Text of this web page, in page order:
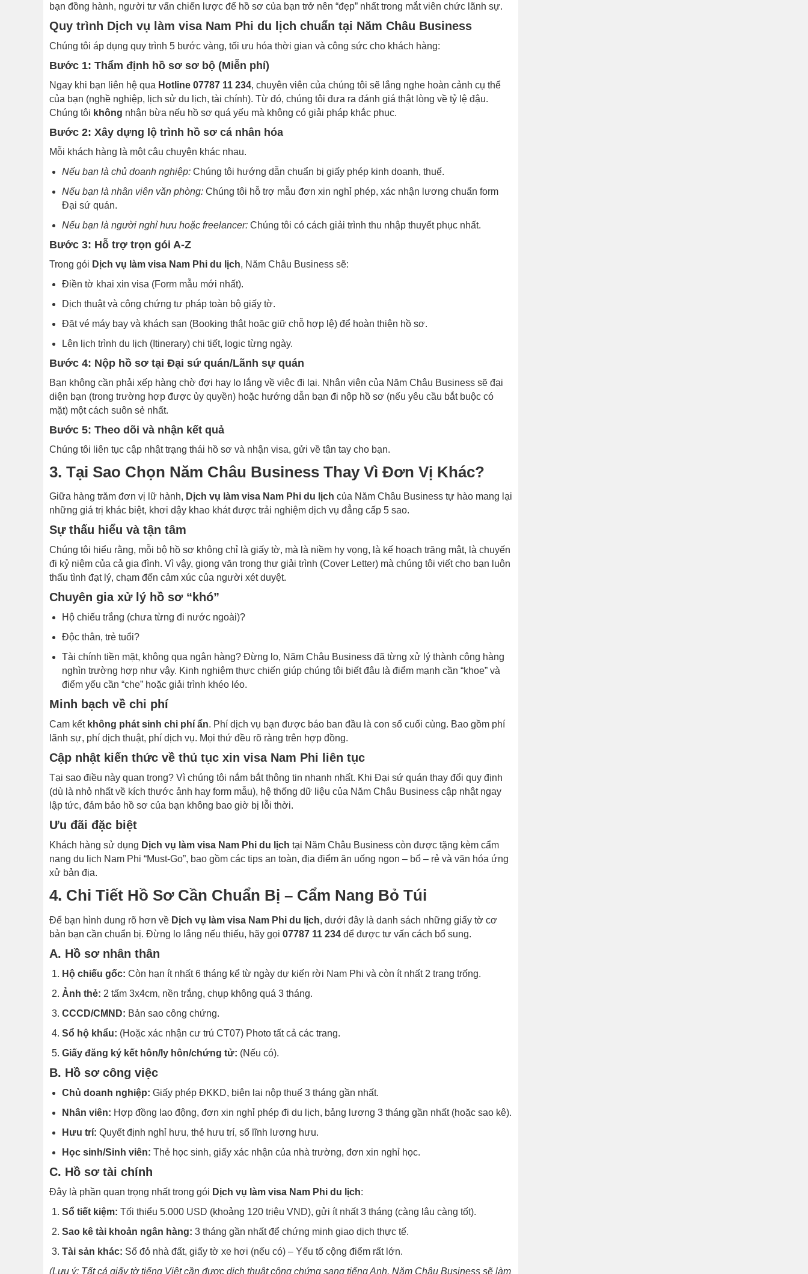
bạn đồng hành, người tư vấn chiến lược để hồ sơ của bạn trở nên “đẹp” nhất trong mắt viên chức lãnh sự.
Quy trình Dịch vụ làm visa Nam Phi du lịch chuẩn tại Năm Châu Business
Chúng tôi áp dụng quy trình 5 bước vàng, tối ưu hóa thời gian và công sức cho khách hàng:
Bước 1: Thẩm định hồ sơ sơ bộ (Miễn phí)
Ngay khi bạn liên hệ qua Hotline 07787 11 234, chuyên viên của chúng tôi sẽ lắng nghe hoàn cảnh cụ thể
của bạn (nghề nghiệp, lịch sử du lịch, tài chính). Từ đó, chúng tôi đưa ra đánh giá thật lòng về tỷ lệ đậu.
Chúng tôi không nhận bừa nếu hồ sơ quá yếu mà không có giải pháp khắc phục.
Bước 2: Xây dựng lộ trình hồ sơ cá nhân hóa
Mỗi khách hàng là một câu chuyện khác nhau.
Nếu bạn là chủ doanh nghiệp:Chúng tôi hướng dẫn chuẩn bị giấy phép kinh doanh, thuế.
Nếu bạn là nhân viên văn phòng:Chúng tôi hỗ trợ mẫu đơn xin nghỉ phép, xác nhận lương chuẩn form
Đại sứ quán.
Nếu bạn là người nghỉ hưu hoặc freelancer:Chúng tôi có cách giải trình thu nhập thuyết phục nhất.
Bước 3: Hỗ trợ trọn gói A-Z
Trong gói Dịch vụ làm visa Nam Phi du lịch, Năm Châu Business sẽ:
Điền tờ khai xin visa (Form mẫu mới nhất).
Dịch thuật và công chứng tư pháp toàn bộ giấy tờ.
Đặt vé máy bay và khách sạn (Booking thật hoặc giữ chỗ hợp lệ) để hoàn thiện hồ sơ.
Lên lịch trình du lịch (Itinerary) chi tiết, logic từng ngày.
Bước 4: Nộp hồ sơ tại Đại sứ quán/Lãnh sự quán
Bạn không cần phải xếp hàng chờ đợi hay lo lắng về việc đi lại. Nhân viên của Năm Châu Business sẽ đại
diện bạn (trong trường hợp được ủy quyền) hoặc hướng dẫn bạn đi nộp hồ sơ (nếu yêu cầu bắt buộc có
mặt) một cách suôn sẻ nhất.
Bước 5: Theo dõi và nhận kết quả
Chúng tôi liên tục cập nhật trạng thái hồ sơ và nhận visa, gửi về tận tay cho bạn.
3. Tại Sao Chọn Năm Châu Business Thay Vì Đơn Vị Khác?
Giữa hàng trăm đơn vị lữ hành, Dịch vụ làm visa Nam Phi du lịch của Năm Châu Business tự hào mang lại
những giá trị khác biệt, khơi dậy khao khát được trải nghiệm dịch vụ đẳng cấp 5 sao.
Sự thấu hiểu và tận tâm
Chúng tôi hiểu rằng, mỗi bộ hồ sơ không chỉ là giấy tờ, mà là niềm hy vọng, là kế hoạch trăng mật, là chuyến
đi kỷ niệm của cả gia đình. Vì vậy, giọng văn trong thư giải trình (Cover Letter) mà chúng tôi viết cho bạn luôn
thấu tình đạt lý, chạm đến cảm xúc của người xét duyệt.
Chuyên gia xử lý hồ sơ “khó”
Hộ chiếu trắng (chưa từng đi nước ngoài)?
Độc thân, trẻ tuổi?
Tài chính tiền mặt, không qua ngân hàng? Đừng lo, Năm Châu Business đã từng xử lý thành công hàng
nghìn trường hợp như vậy. Kinh nghiệm thực chiến giúp chúng tôi biết đâu là điểm mạnh cần “khoe” và
điểm yếu cần “che” hoặc giải trình khéo léo.
Minh bạch về chi phí
Cam kết không phát sinh chi phí ẩn. Phí dịch vụ bạn được báo ban đầu là con số cuối cùng. Bao gồm phí
lãnh sự, phí dịch thuật, phí dịch vụ. Mọi thứ đều rõ ràng trên hợp đồng.
Cập nhật kiến thức về thủ tục xin visa Nam Phi liên tục
Tại sao điều này quan trọng? Vì chúng tôi nắm bắt thông tin nhanh nhất. Khi Đại sứ quán thay đổi quy định
(dù là nhỏ nhất về kích thước ảnh hay form mẫu), hệ thống dữ liệu của Năm Châu Business cập nhật ngay
lập tức, đảm bảo hồ sơ của bạn không bao giờ bị lỗi thời.
Ưu đãi đặc biệt
Khách hàng sử dụng Dịch vụ làm visa Nam Phi du lịch tại Năm Châu Business còn được tặng kèm cẩm
nang du lịch Nam Phi “Must-Go”, bao gồm các tips an toàn, địa điểm ăn uống ngon – bổ – rẻ và văn hóa ứng
xử bản địa.
4. Chi Tiết Hồ Sơ Cần Chuẩn Bị – Cẩm Nang Bỏ Túi
Để bạn hình dung rõ hơn về Dịch vụ làm visa Nam Phi du lịch, dưới đây là danh sách những giấy tờ cơ
bản bạn cần chuẩn bị. Đừng lo lắng nếu thiếu, hãy gọi 07787 11 234 để được tư vấn cách bổ sung.
A. Hồ sơ nhân thân
Hộ chiếu gốc: Còn hạn ít nhất 6 tháng kể từ ngày dự kiến rời Nam Phi và còn ít nhất 2 trang trống.
Ảnh thẻ: 2 tấm 3x4cm, nền trắng, chụp không quá 3 tháng.
CCCD/CMND: Bản sao công chứng.
Sổ hộ khẩu: (Hoặc xác nhận cư trú CT07) Photo tất cả các trang.
Giấy đăng ký kết hôn/ly hôn/chứng tử: (Nếu có).
B. Hồ sơ công việc
Chủ doanh nghiệp: Giấy phép ĐKKD, biên lai nộp thuế 3 tháng gần nhất.
Nhân viên: Hợp đồng lao động, đơn xin nghỉ phép đi du lịch, bảng lương 3 tháng gần nhất (hoặc sao kê).
Hưu trí: Quyết định nghỉ hưu, thẻ hưu trí, sổ lĩnh lương hưu.
Học sinh/Sinh viên: Thẻ học sinh, giấy xác nhận của nhà trường, đơn xin nghỉ học.
C. Hồ sơ tài chính
Đây là phần quan trọng nhất trong gói Dịch vụ làm visa Nam Phi du lịch:
Sổ tiết kiệm: Tối thiểu 5.000 USD (khoảng 120 triệu VND), gửi ít nhất 3 tháng (càng lâu càng tốt).
Sao kê tài khoản ngân hàng: 3 tháng gần nhất để chứng minh giao dịch thực tế.
Tài sản khác: Sổ đỏ nhà đất, giấy tờ xe hơi (nếu có) – Yếu tố cộng điểm rất lớn.
(Lưu ý: Tất cả giấy tờ tiếng Việt cần được dịch thuật công chứng sang tiếng Anh. Năm Châu Business sẽ làm